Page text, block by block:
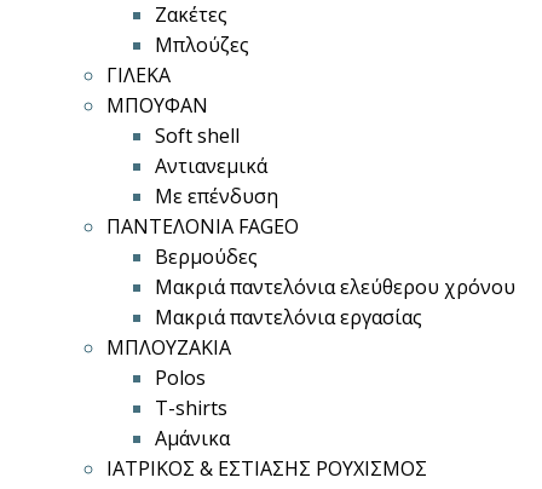
Ζακέτες
Μπλούζες
ΓΙΛΕΚΑ
ΜΠΟΥΦΑΝ
Soft shell
Αντιανεμικά
Με επένδυση
ΠΑΝΤΕΛΟΝΙΑ FAGEO
Βερμούδες
Μακριά παντελόνια ελεύθερου χρόνου
Μακριά παντελόνια εργασίας
ΜΠΛΟΥΖΑΚΙΑ
Polos
T-shirts
Αμάνικα
ΙΑΤΡΙΚΟΣ & ΕΣΤΙΑΣΗΣ ΡΟΥΧΙΣΜΟΣ